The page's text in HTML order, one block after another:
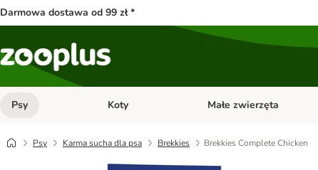
Darmowa dostawa od 99 zł *
Psy Otwórz menu kategorii: Psy
Koty Otwórz menu kategorii: Koty
Małe zwierzęta
Psy Karma sucha dla psa Brekkies Brekkies Complete Chicken